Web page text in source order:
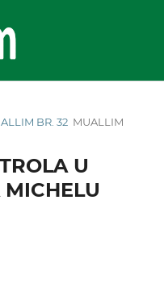
BR. 32 MUALLIM
U